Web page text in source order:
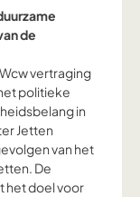
de
vertraging
politieke
in
Jetten
van het
De
het doel voor